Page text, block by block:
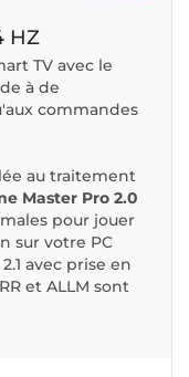
HZ
TV avec le
à de
commandes
au traitement
Master Pro 2.0
pour jouer
sur votre PC
avec prise en
et ALLM sont